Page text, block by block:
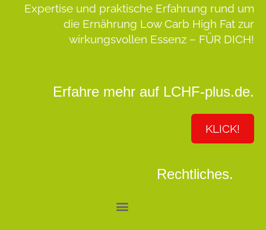
Expertise und praktische Erfahrung rund um
die Ernährung Low Carb High Fat zur
wirkungsvollen Essenz – FÜR DICH!
Erfahre mehr auf LCHF-plus.de.
KLICK!
Rechtliches.